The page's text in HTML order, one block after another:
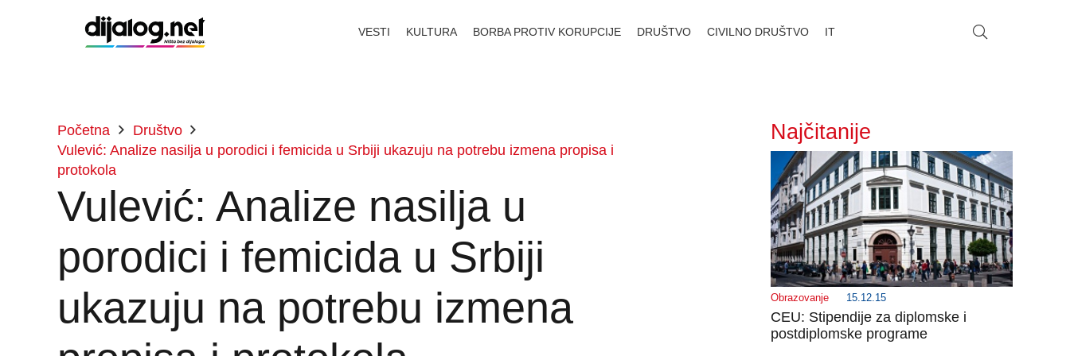
VESTI KULTURA BORBA PROTIV KORUPCIJE DRUŠTVO CIVILNO DRUŠTVO IT
Početna
Društvo
Vulević: Analize nasilja u porodici i femicida u Srbiji ukazuju na potrebu izmena propisa i
protokola
Vulević: Analize nasilja u
porodici i femicida u Srbiji
ukazuju na potrebu izmena
Najčitanije
Obrazovanje 15.12.15
CEU: Stipendije za diplomske i
postdiplomske programe